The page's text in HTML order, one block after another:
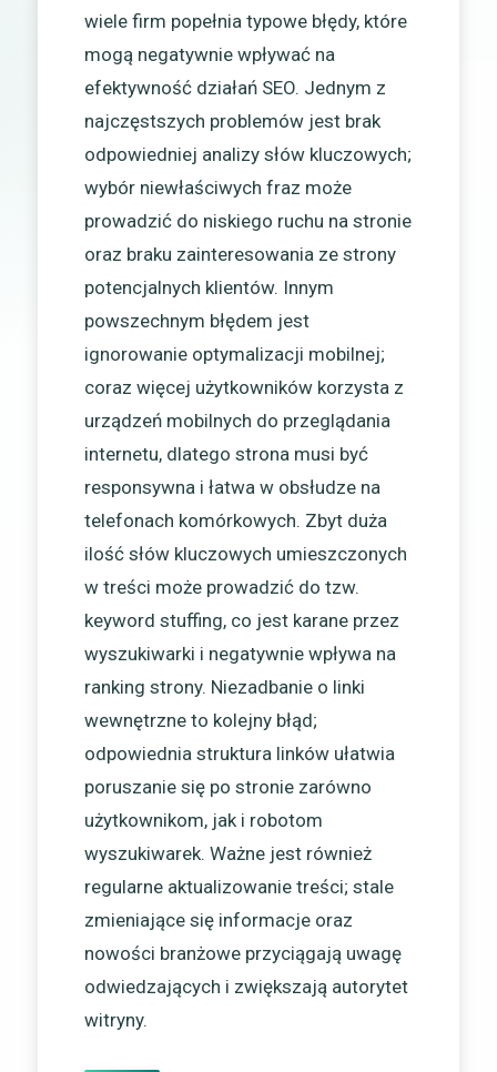
wiele firm popełnia typowe błędy, które
mogą negatywnie wpływać na
efektywność działań SEO. Jednym z
najczęstszych problemów jest brak
odpowiedniej analizy słów kluczowych;
wybór niewłaściwych fraz może
prowadzić do niskiego ruchu na stronie
oraz braku zainteresowania ze strony
potencjalnych klientów. Innym
powszechnym błędem jest
ignorowanie optymalizacji mobilnej;
coraz więcej użytkowników korzysta z
urządzeń mobilnych do przeglądania
internetu, dlatego strona musi być
responsywna i łatwa w obsłudze na
telefonach komórkowych. Zbyt duża
ilość słów kluczowych umieszczonych
w treści może prowadzić do tzw.
keyword stuffing, co jest karane przez
wyszukiwarki i negatywnie wpływa na
ranking strony. Niezadbanie o linki
wewnętrzne to kolejny błąd;
odpowiednia struktura linków ułatwia
poruszanie się po stronie zarówno
użytkownikom, jak i robotom
wyszukiwarek. Ważne jest również
regularne aktualizowanie treści; stale
zmieniające się informacje oraz
nowości branżowe przyciągają uwagę
odwiedzających i zwiększają autorytet
witryny.